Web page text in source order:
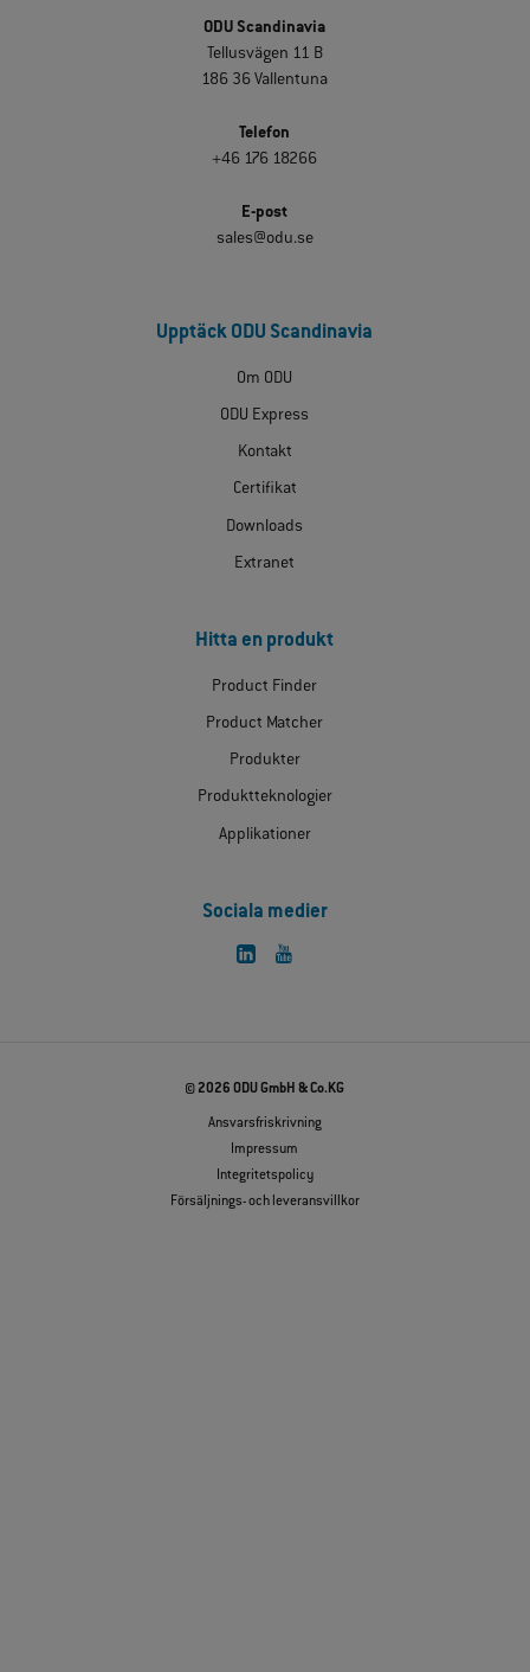
ODU Scandinavia
Tellusvägen 11 B
186 36 Vallentuna
Telefon
+46 176 18266
E-post
sales@odu.se
Upptäck ODU Scandinavia
Om ODU
ODU Express
Kontakt
Certifikat
Downloads
Extranet
Hitta en produkt
Product Finder
Product Matcher
Produkter
Produktteknologier
Applikationer
Sociala medier
© 2026 ODU GmbH & Co.KG
Ansvarsfriskrivning
Impressum
Integritetspolicy
Försäljnings- och leveransvillkor